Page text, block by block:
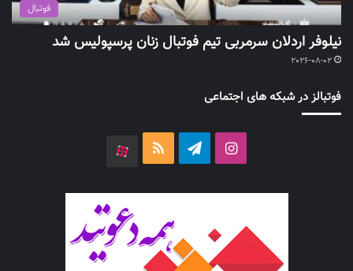
فوتبال
نیلوفر اردلان سرمربی تیم فوتبال زنان پرسپولیس شد
2026-08-02
فوتبالز در شبکه های اجتماعی
اینستاگرامتلگرام خوراک